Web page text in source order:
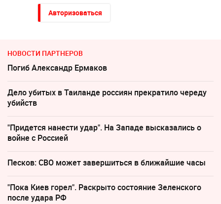
Авторизоваться
НОВОСТИ ПАРТНЕРОВ
Погиб Александр Ермаков
Дело убитых в Таиланде россиян прекратило череду
убийств
"Придется нанести удар". На Западе высказались о
войне с Россией
Песков: СВО может завершиться в ближайшие часы
"Пока Киев горел". Раскрыто состояние Зеленского
после удара РФ